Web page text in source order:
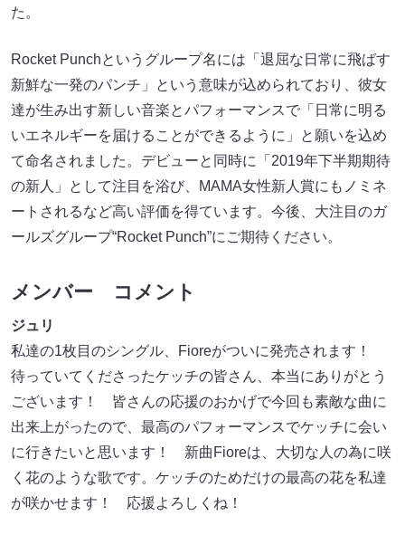
た。
Rocket Punchというグループ名には「退屈な日常に飛ばす
新鮮な一発のパンチ」という意味が込められており、彼女
達が生み出す新しい音楽とパフォーマンスで「日常に明る
いエネルギーを届けることができるように」と願いを込め
て命名されました。デビューと同時に「2019年下半期期待
の新人」として注目を浴び、MAMA女性新人賞にもノミネ
ートされるなど高い評価を得ています。今後、大注目のガ
ールズグループ“Rocket Punch”にご期待ください。
メンバー コメント
ジュリ
私達の1枚目のシングル、Fioreがついに発売されます！
待っていてくださったケッチの皆さん、本当にありがとう
ございます！ 皆さんの応援のおかげで今回も素敵な曲に
出来上がったので、最高のパフォーマンスでケッチに会い
に行きたいと思います！ 新曲Fioreは、大切な人の為に咲
く花のような歌です。ケッチのためだけの最高の花を私達
が咲かせます！ 応援よろしくね！